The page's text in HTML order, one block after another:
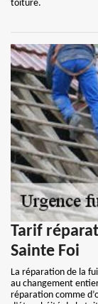
toiture.
Tarif
Sainte Foi
La réparation de la
au changement
réparation comme